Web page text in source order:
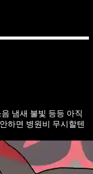
냄새 불빛 등등 아직
하면 병원비 무시할텐